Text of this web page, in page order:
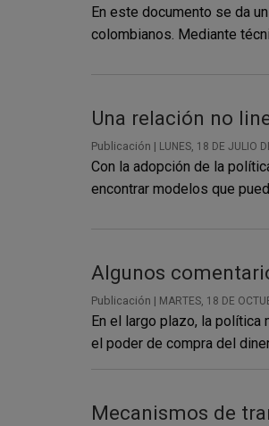
En este documento se da
colombianos. Mediante
Una relación no
Publicación | LUNES, 18 DE JULIO
Con la adopción de la
encontrar modelos que
Algunos
Publicación | MARTES, 18 DE
En el largo plazo, la
el poder de compra del
Mecanismos de